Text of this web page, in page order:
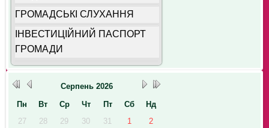
ГРОМАДСЬКІ СЛУХАННЯ
ІНВЕСТИЦІЙНИЙ ПАСПОРТ
ГРОМАДИ
Серпень 2026
Пн
Вт Ср Чт Пт Сб
Нд
27
28 29 30 31 1 2